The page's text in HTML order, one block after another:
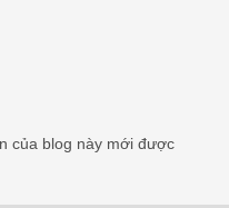
của blog này mới được